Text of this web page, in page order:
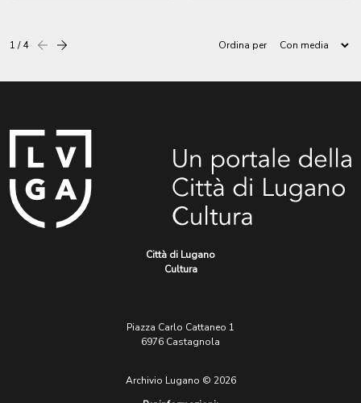
1 / 4 Precedentesuccessiva Ordina per
Città di Lugano
Cultura
Piazza Carlo Cattaneo 1
6976 Castagnola
Archivio Lugano © 2026